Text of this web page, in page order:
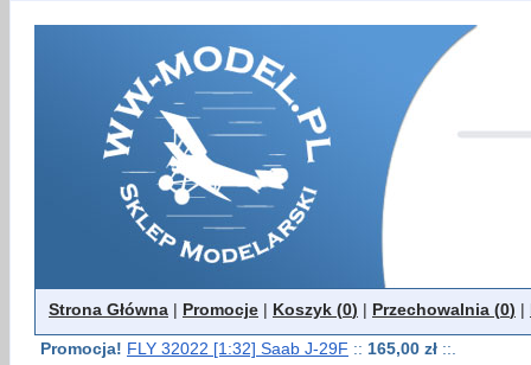
Strona Główna | Promocje | Koszyk (0) | Przechowalnia (0) |
Promocja! FLY 32022 [1:32] Saab J-29F :: 165,00 zł ::.